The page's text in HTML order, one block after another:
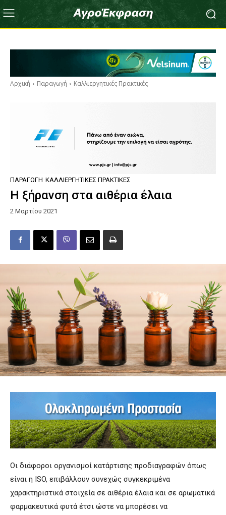
Αρχική Παραγωγή Καλλιεργητικές Πρακτικές
ΠΑΡΑΓΩΓΉ ΚΑΛΛΙΕΡΓΗΤΙΚΈΣ ΠΡΑΚΤΙΚΈΣ
Η ξήρανση στα αιθέρια έλαια
2 Μαρτίου 2021
Οι διάφοροι οργανισμοί κατάρτισης προδιαγραφών όπως
είναι η ISO, επιβάλλουν συνεχώς συγκεκριμένα
χαρακτηριστικά στοιχεία σε αιθέρια έλαια και σε αρωματικά
φαρμακευτικά φυτά έτσι ώστε να μπορέσει να